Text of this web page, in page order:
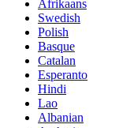
Afrikaans
Swedish
Polish
Basque
Catalan
Esperanto
Hindi
Lao
Albanian